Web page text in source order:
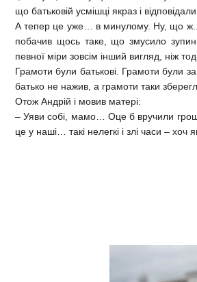
що батьковій усмішці якраз і
А тепер це уже… в минулому. Ну, що ж...
побачив щось таке, що змусило
певної міри зовсім інший вигляд, ніж
Грамоти були батькові. Грамоти були
батько не нажив, а грамоти таки
Отож Андрій і мовив матері:
– Уяви собі, мамо… Оце б вручили
це у наші… такі нелегкі і злі часи –